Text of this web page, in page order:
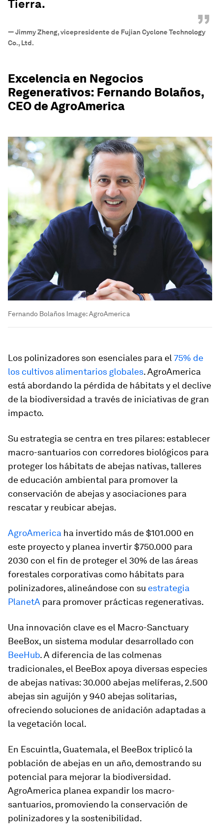
Tierra.
”
—Jimmy Zheng, vicepresidente de Fujian Cyclone Technology
Co., Ltd.
Excelencia en Negocios
Regenerativos: Fernando Bolaños,
CEO de AgroAmerica
Fernando Bolaños Image:AgroAmerica
Los polinizadores son esenciales para el 75% de
los cultivos alimentarios globales. AgroAmerica
está abordando la pérdida de hábitats y el declive
de la biodiversidad a través de iniciativas de gran
impacto.
Su estrategia se centra en tres pilares: establecer
macro-santuarios con corredores biológicos para
proteger los hábitats de abejas nativas, talleres
de educación ambiental para promover la
conservación de abejas y asociaciones para
rescatar y reubicar abejas.
AgroAmerica ha invertido más de $101.000 en
este proyecto y planea invertir $750.000 para
2030 con el fin de proteger el 30% de las áreas
forestales corporativas como hábitats para
polinizadores, alineándose con su estrategia
PlanetA para promover prácticas regenerativas.
Una innovación clave es el Macro-Sanctuary
BeeBox, un sistema modular desarrollado con
BeeHub. A diferencia de las colmenas
tradicionales, el BeeBox apoya diversas especies
de abejas nativas: 30.000 abejas melíferas, 2.500
abejas sin aguijón y 940 abejas solitarias,
ofreciendo soluciones de anidación adaptadas a
la vegetación local.
En Escuintla, Guatemala, el BeeBox triplicó la
población de abejas en un año, demostrando su
potencial para mejorar la biodiversidad.
AgroAmerica planea expandir los macro-
santuarios, promoviendo la conservación de
polinizadores y la sostenibilidad.